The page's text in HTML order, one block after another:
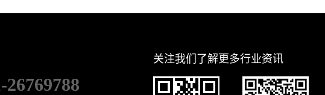
26769788
关注我们了解更多行业资讯